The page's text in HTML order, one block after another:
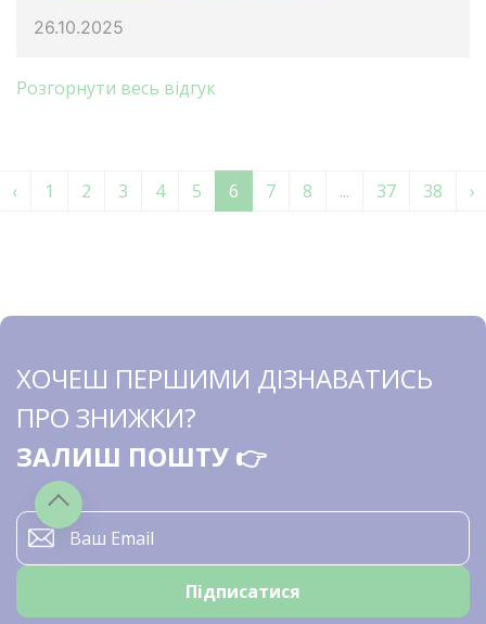
26.10.2025
Розгорнути весь відгук
‹ 1 2 3 4 5 6 7 8 ... 37 38 ›
ХОЧЕШ ПЕРШИМИ ДІЗНАВАТИСЬ
ПРО ЗНИЖКИ?
ЗАЛИШ ПОШТУ 👉